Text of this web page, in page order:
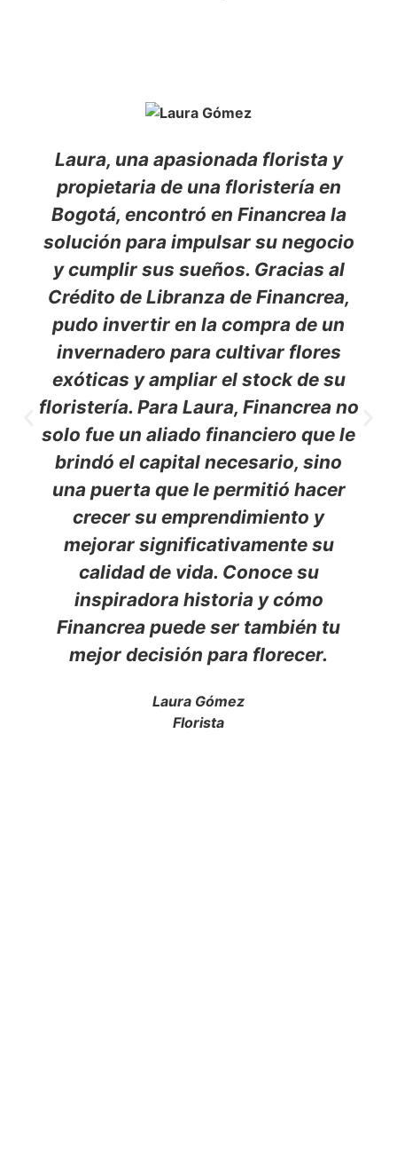
Laura, una apasionada florista y
propietaria de una floristería en
Bogotá, encontró en Financrea la
solución para impulsar su negocio
y cumplir sus sueños. Gracias al
Crédito de Libranza de Financrea,
pudo invertir en la compra de un
invernadero para cultivar flores
exóticas y ampliar el stock de su
floristería. Para Laura, Financrea no
solo fue un aliado financiero que le
brindó el capital necesario, sino
una puerta que le permitió hacer
crecer su emprendimiento y
mejorar significativamente su
calidad de vida. Conoce su
inspiradora historia y cómo
Financrea puede ser también tu
mejor decisión para florecer.
Laura Gómez
Florista